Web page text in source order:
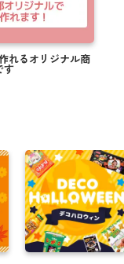
れるオリジナル商
す